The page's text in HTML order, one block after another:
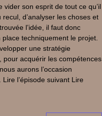
son esprit de tout ce qu’il
d’analyser les choses et
l’idée, il faut donc
techniquement le projet.
une stratégie
pour acquérir les compétences
aurons l’occasion
l’épisode suivant Lire